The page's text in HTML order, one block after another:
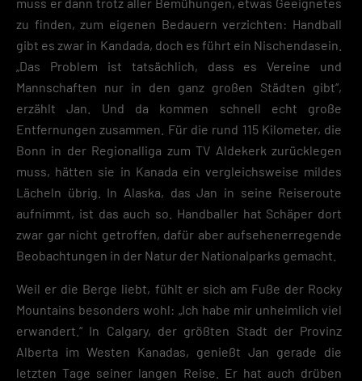
muss er dann trotz aller Bemühungen, etwas Geeignetes
zu finden, zum eigenen Bedauern verzichten: Handball
gibt es zwar in Kandada, doch es führt ein Nischendasein.
„Das Problem ist tatsächlich, dass es Vereine und
Mannschaften nur in den ganz großen Städten gibt“,
erzählt Jan. Und da kommen schnell echt große
Entfernungen zusammen. Für die rund 115 Kilometer, die
Bonn in der Regionalliga zum TV Aldekerk zurücklegen
muss, hätten sie in Kanada ein vergleichsweise mildes
Lächeln übrig. In Alaska, das Jan in seine Reiseroute
aufnimmt, ist das auch so. Handballer hat Schäper dort
zwar gar nicht getroffen, dafür aber aufsehenerregende
Beobachtungen in der Natur der Nationalparks gemacht.
Weil er die Berge liebt, fühlt er sich am Fuße der Rocky
Mountains besonders wohl: „Ich habe mir unheimlich viel
erwandert.“ In Calgary, der größten Stadt der Provinz
Alberta im Westen Kanadas, genießt Jan gerade die
letzten Tage seiner langen Reise. Er hat auch drüben
Diensten geben möchtest, musst du deine Erziehungsberechtigten um
Erlaubnis bitten.
Hier finden Sie eine Übersicht über alle verwendeten Cookies. Sie
Ihre Einwilligung zu ganzen Kategorien geben oder sich weitere
Informationen anzeigen lassen und so nur bestimmte Cookies
auswählen.
Speichern
Zurück
Datenschutzeinstellungen
Essenziell (2)
Essenzielle Cookies ermöglichen grundlegende Funktionen und sind für die
einwandfreie Funktion der Website erforderlich.